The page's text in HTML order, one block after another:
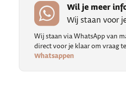
Wil je meer
Wij staan voor
Wij staan via WhatsApp van
direct voor je klaar om vraag
Whatsappen